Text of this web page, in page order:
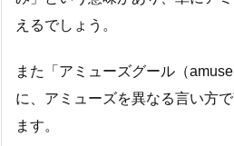
えるでしょう。
また「アミューズグール（
に、アミューズを異なる言い方
ます。